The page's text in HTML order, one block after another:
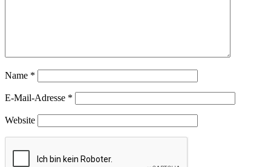
Name *
E-Mail-Adresse *
Website